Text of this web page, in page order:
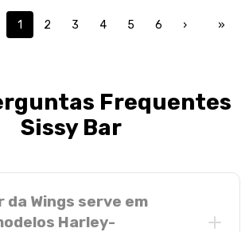
1 2 3 4 5 6 › »
Frequentes
Sissy Bar
da Wings serve em
Harley-